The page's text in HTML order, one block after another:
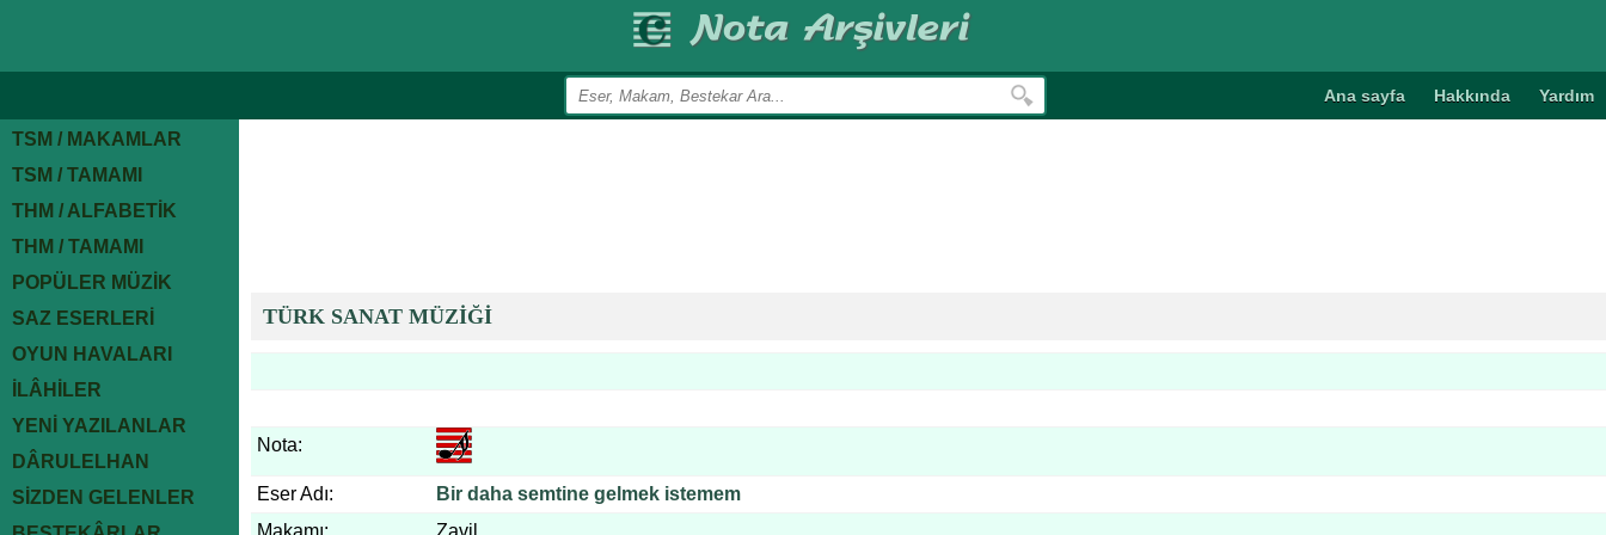
Ana sayfa Hakkında Yardım
TSM / MAKAMLAR
TSM / TAMAMI
THM / ALFABETİK
THM / TAMAMI
POPÜLER MÜZİK
SAZ ESERLERİ
OYUN HAVALARI
İLÂHİLER
YENİ YAZILANLAR
DÂRULELHAN
SİZDEN GELENLER
TÜRK SANAT MÜZİĞİ
Nota:
Eser Adı:
Bir daha semtine gelmek istemem
Makamı:
Zavil